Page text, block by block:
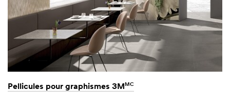
Pellicules pour graphismes 3M MC